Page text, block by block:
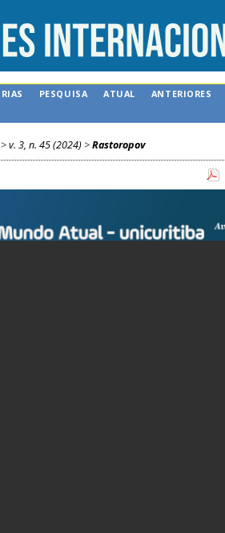
PESQUISA ATUAL ANTERIORES
>v. 3, n. 45 (2024) >Rastoropov